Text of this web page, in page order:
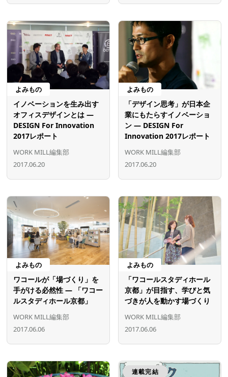
よみもの
イノベーションを生み出す
オフィスデザインとは ―
DESIGN For Innovation
2017レポート
WORK MILL編集部
2017.06.20
よみもの
「デザイン思考」が日本企
業にもたらすイノベーショ
ン ― DESIGN For
Innovation 2017レポート
WORK MILL編集部
2017.06.20
よみもの
ワコールが「場づくり」を
手がける必然性 ― 「ワコー
ルスタディホール京都」
WORK MILL編集部
2017.06.06
よみもの
「ワコールスタディホール
京都」が目指す、学びと気
づきが人を動かす場づくり
WORK MILL編集部
2017.06.06
連載完結